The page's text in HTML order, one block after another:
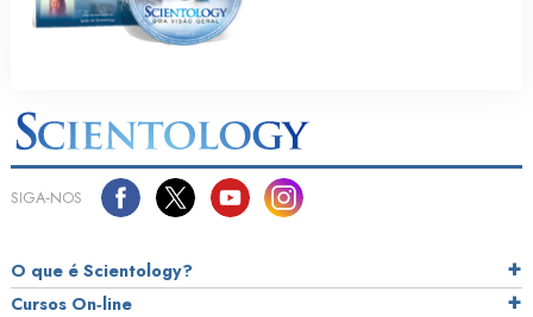
SIGA‑NOS
O que é Scientology?
Cursos On‑line